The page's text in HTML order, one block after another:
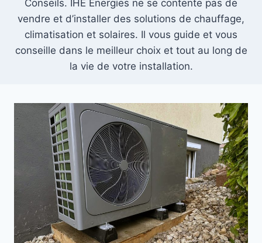
Conseils. IHE Energies ne se contente pas de
vendre et d’installer des solutions de chauffage,
climatisation et solaires. Il vous guide et vous
conseille dans le meilleur choix et tout au long de
la vie de votre installation.